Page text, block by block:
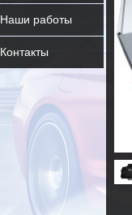
Наши работы
Контакты